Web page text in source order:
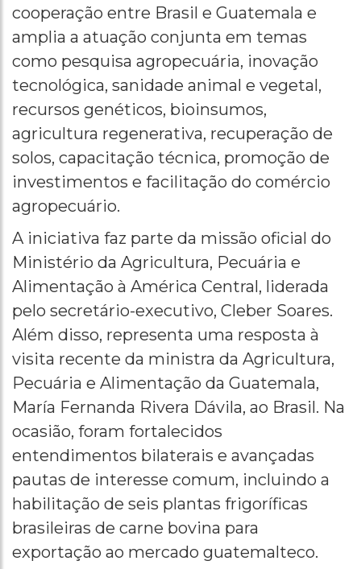
cooperação entre Brasil e Guatemala e
amplia a atuação conjunta em temas
como pesquisa agropecuária, inovação
tecnológica, sanidade animal e vegetal,
recursos genéticos, bioinsumos,
agricultura regenerativa, recuperação de
solos, capacitação técnica, promoção de
investimentos e facilitação do comércio
agropecuário.
A iniciativa faz parte da missão oficial do
Ministério da Agricultura, Pecuária e
Alimentação à América Central, liderada
pelo secretário-executivo, Cleber Soares.
Além disso, representa uma resposta à
visita recente da ministra da Agricultura,
Pecuária e Alimentação da Guatemala,
María Fernanda Rivera Dávila, ao Brasil. Na
ocasião, foram fortalecidos
entendimentos bilaterais e avançadas
pautas de interesse comum, incluindo a
habilitação de seis plantas frigoríficas
brasileiras de carne bovina para
exportação ao mercado guatemalteco.